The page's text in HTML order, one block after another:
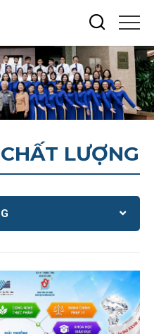
LƯỢNG